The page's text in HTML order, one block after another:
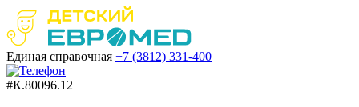
Единая справочная +7 (3812) 331-400
#К.80096.12